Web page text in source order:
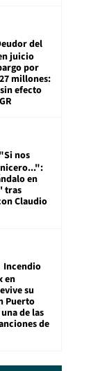
del
juicio
por
millones:
efecto
"Si nos
en
tras
Claudio
Incendio
en
su
Puerto
de las
de